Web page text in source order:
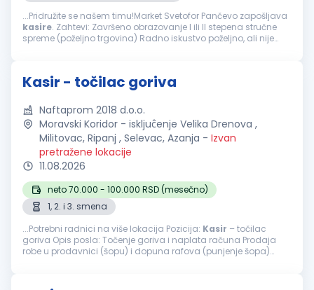
...Pridružite se našem timu!Market Svetofor Pančevo zapošljava
kasire. Zahtevi: Završeno obrazovanje I ili II stepena stručne
spreme (poželjno trgovina) Radno iskustvo poželjno, ali nije
Kasir - točilac goriva
Naftaprom 2018 d.o.o.
Moravski Koridor - iskljuĉenje Velika Drenova ,
Militovac, Ripanj , Selevac, Azanja - Izvan
pretražene lokacije
11.08.2026
neto 70.000 - 100.000 RSD (mesečno)
1, 2. i 3. smena
...Potrebni radnici na više lokacija Pozicija: Kasir – točilac
goriva Opis posla: Točenje goriva i naplata računa Prodaja
robe u prodavnici (šopu) i dopuna rafova (punjenje šopa)